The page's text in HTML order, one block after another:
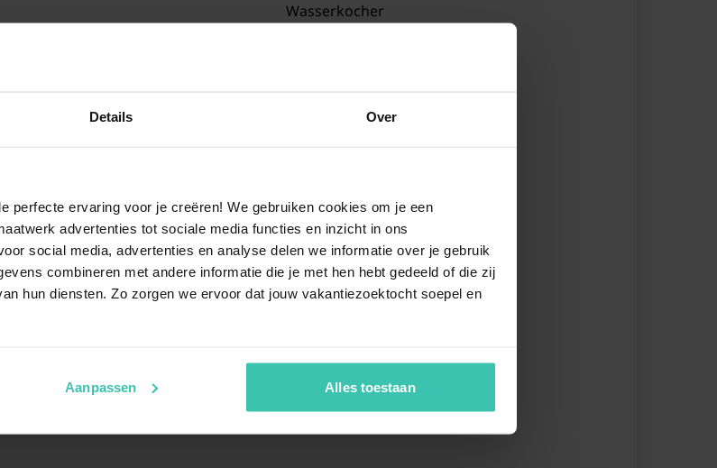
Details Over
perfecte ervaring voor je creëren! We gebruiken cookies om je een
advertenties tot sociale media functies en inzicht in ons
social media, advertenties en analyse delen we informatie over je gebruik
combineren met andere informatie die je met hen hebt gedeeld of die zij
hun diensten. Zo zorgen we ervoor dat jouw vakantiezoektocht soepel en
Aanpassen Alles toestaan
Wasserkocher
TV (smart TV)
Dusche
Waschbecken
Toilette
Gebühr)